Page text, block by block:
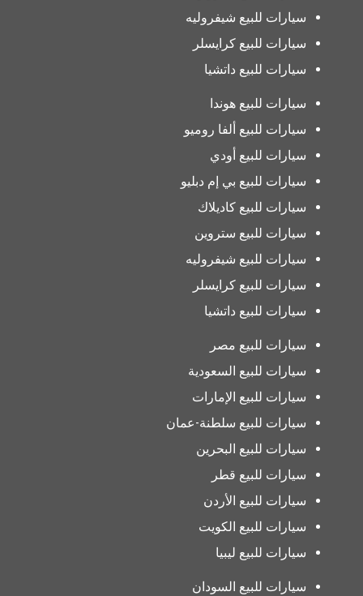
سيارات للبيع شيفروليه
سيارات للبيع كرايسلر
سيارات للبيع داتشيا
سيارات للبيع هوندا
سيارات للبيع ألفا روميو
سيارات للبيع أودي
سيارات للبيع بي إم دبليو
سيارات للبيع كاديلاك
سيارات للبيع ستروين
سيارات للبيع شيفروليه
سيارات للبيع كرايسلر
سيارات للبيع داتشيا
سيارات للبيع مصر
سيارات للبيع السعودية
سيارات للبيع الإمارات
سيارات للبيع سلطنة-عمان
سيارات للبيع البحرين
سيارات للبيع قطر
سيارات للبيع الأردن
سيارات للبيع الكويت
سيارات للبيع ليبيا
سيارات للبيع السودان